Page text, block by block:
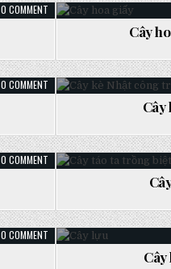
0 COMMENTON
CÂY
in
Cây
0 COMMENTON
CÂY
TRẮNG
in
Cây
0 COMMENTON
CÂY
in
0 COMMENTON
CÂY
Cây